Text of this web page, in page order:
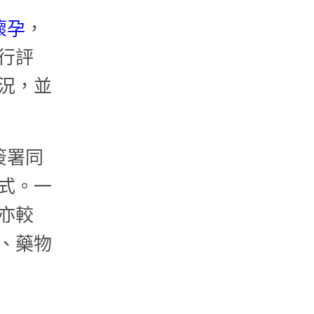
孕 ，
評
，並
署同
。一
較
藥物